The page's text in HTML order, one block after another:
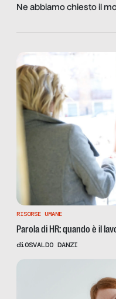
Ne abbiamo chiesto il
RISORSE UMANE
Parola di HR: quando è il
diOSVALDO DANZI